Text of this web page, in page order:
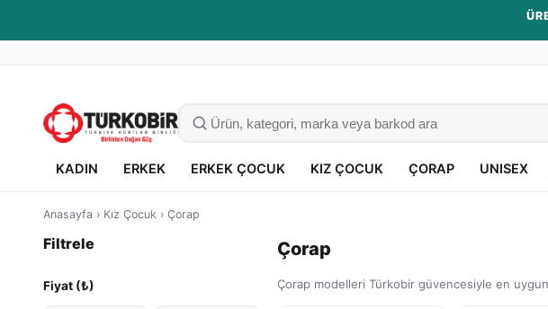
KADIN ERKEK ERKEK ÇOCUK KIZ ÇOCUK ÇORAP UNISEX
Anasayfa › Kız Çocuk › Çorap
Filtrele
Fiyat (₺)
Çorap
Çorap modelleri Türkobir güvencesiyle en